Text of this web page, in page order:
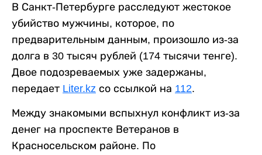
В Санкт-Петербурге расследуют жестокое
убийство мужчины, которое, по
предварительным данным, произошло из-за
долга в 30 тысяч рублей (174 тысячи тенге).
Двое подозреваемых уже задержаны,
передает Liter.kz со ссылкой на 112.
Между знакомыми вспыхнул конфликт из-за
денег на проспекте Ветеранов в
Красносельском районе. По